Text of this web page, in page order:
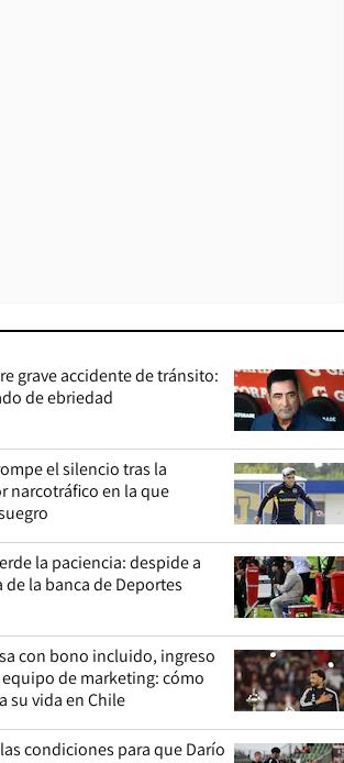
grave accidente de tránsito:
de ebriedad
el silencio tras la
narcotráfico en la que
la paciencia: despide a
la banca de Deportes
con bono incluido, ingreso
de marketing: cómo
su vida en Chile
condiciones para que Darío